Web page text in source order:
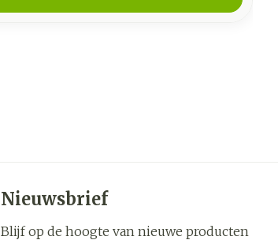
Nieuwsbrief
Blijf op de hoogte van nieuwe producten